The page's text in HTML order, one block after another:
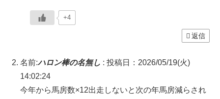
+4
返信
名前:ハロン棒の名無し : 投稿日：2026/05/19(火)
14:02:24
今年から馬房数×12出走しないと次の年馬房減らされ